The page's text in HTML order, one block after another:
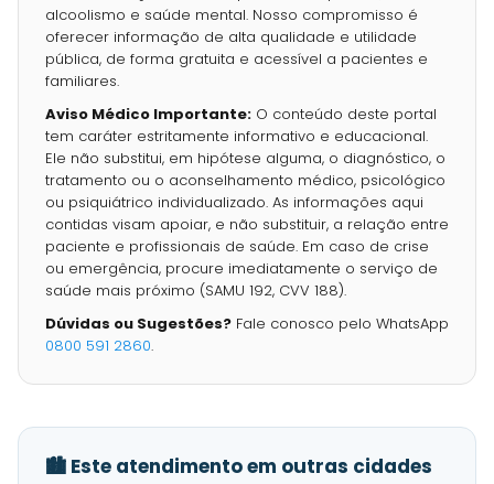
alcoolismo e saúde mental. Nosso compromisso é
oferecer informação de alta qualidade e utilidade
pública, de forma gratuita e acessível a pacientes e
familiares.
Aviso Médico Importante: O conteúdo deste portal
tem caráter estritamente informativo e educacional.
Ele não substitui, em hipótese alguma, o diagnóstico, o
tratamento ou o aconselhamento médico, psicológico
ou psiquiátrico individualizado. As informações aqui
contidas visam apoiar, e não substituir, a relação entre
paciente e profissionais de saúde. Em caso de crise
ou emergência, procure imediatamente o serviço de
saúde mais próximo (SAMU 192, CVV 188).
Dúvidas ou Sugestões? Fale conosco pelo WhatsApp
0800 591 2860.
🏙️ Este atendimento em outras cidades